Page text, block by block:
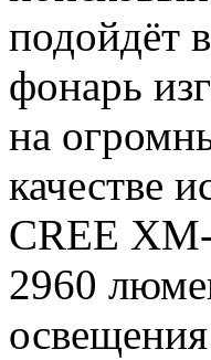
подойдёт
фонарь
на
качестве
CREE
2960